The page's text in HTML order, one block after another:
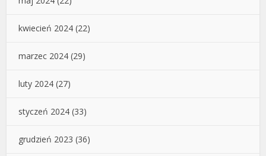
kwiecień 2024 (22)
marzec 2024 (29)
luty 2024 (27)
styczeń 2024 (33)
grudzień 2023 (36)